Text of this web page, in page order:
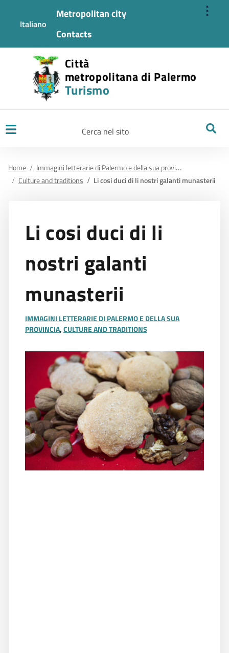
⋮
Italiano
Metropolitan city
Contacts
Città
metropolitana di Palermo
Turismo
Home
Immagini letterarie di Palermo e della sua provincia
Culture and traditions
Li cosi duci di li nostri galanti munasterii
Li cosi duci di li
nostri galanti
munasterii
IMMAGINI LETTERARIE DI PALERMO E DELLA SUA
PROVINCIA,CULTURE AND TRADITIONS